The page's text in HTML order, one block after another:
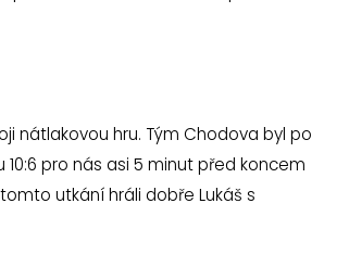
nátlakovou hru. Tým Chodova byl po
pro nás asi 5 minut před koncem
utkání hráli dobře Lukáš s